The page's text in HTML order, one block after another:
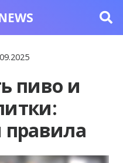
пиво и
правила